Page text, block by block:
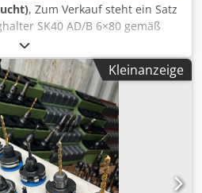
, Zum Verkauf steht ein Satz
SK40 AD/B 6×80 gemäß
in gutem technischen Zustand,
VHM/HSS-Bohrern in
Schaftdurchmesser: Ø6 mm
Norm DIN 69871 AD/B
sichtbare
durch Hitze). Ideal für
Fräs- und
Chodpsxcx Uvsfx Aciea
Kleinanzeige